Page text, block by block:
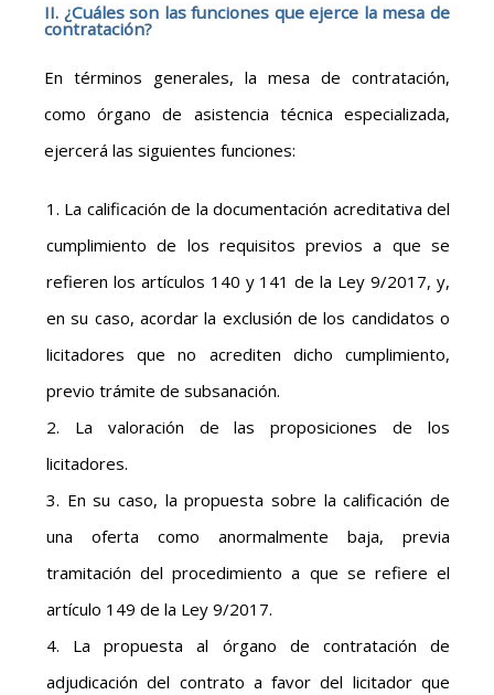
II. ¿Cuáles son las funciones que ejerce la mesa de
contratación?
En términos generales, la mesa de contratación,
como órgano de asistencia técnica especializada,
ejercerá las siguientes funciones:
La calificación de la documentación acreditativa del
cumplimiento de los requisitos previos a que se
refieren los artículos 140 y 141 de la Ley 9/2017, y,
en su caso, acordar la exclusión de los candidatos o
licitadores que no acrediten dicho cumplimiento,
previo trámite de subsanación.
La valoración de las proposiciones de los
licitadores.
En su caso, la propuesta sobre la calificación de
una oferta como anormalmente baja, previa
tramitación del procedimiento a que se refiere el
artículo 149 de la Ley 9/2017.
La propuesta al órgano de contratación de
adjudicación del contrato a favor del licitador que